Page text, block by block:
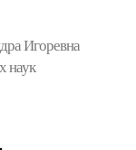
Игоревна
наук